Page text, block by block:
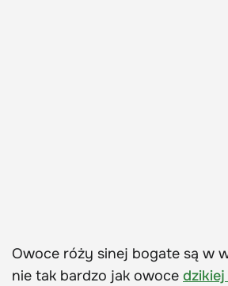
Owoce róży sinej bogate są w
nie tak bardzo jak owoce